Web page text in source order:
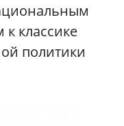
классике
политики